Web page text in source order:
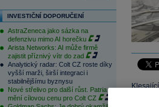
INVESTIČNÍ DOPORUČENÍ
AstraZeneca jako sázka na
defenzivu mimo AI horečku
Arista Networks: AI může firmě
zajistit příznivý vítr do zad
Analytický radar: Colt CZ roste díky
vyšší marži, širší integraci i
stabilnějšímu byznysu
Nové střelivo pro další růst. Patria
mění cílovou cenu pro Colt CZ